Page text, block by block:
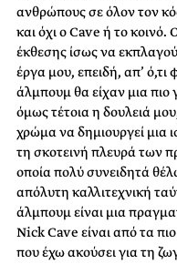
ανθρώπους σε όλον τον
και όχι ο Cave ή το κοινό.
έκθεσης ίσως να
έργα μου, επειδή, απ’
άλμπουμ θα είχαν μια πιο
όμως τέτοια η δουλειά
χρώμα να δημιουργεί μια
τη σκοτεινή πλευρά των
οποία πολύ συνειδητά
απόλυτη καλλιτεχνική
άλμπουμ είναι μια
Nick Cave είναι από τα
που έχω ακούσει για τη